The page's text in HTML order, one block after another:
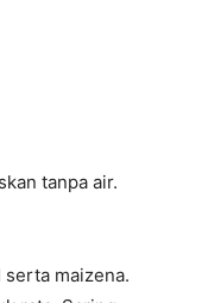
tanpa air.
maizena.